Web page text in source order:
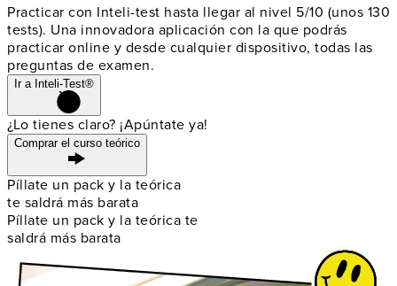
Practicar con Inteli-test hasta llegar al nivel 5/10 (unos 130
tests). Una innovadora aplicación con la que podrás
practicar online y desde cualquier dispositivo, todas las
preguntas de examen.
Ir a Inteli-Test®
¿Lo tienes claro? ¡Apúntate ya!
Comprar el curso teórico
Píllate un pack y la teórica
te saldrá más barata
Píllate un pack y la teórica te
saldrá más barata